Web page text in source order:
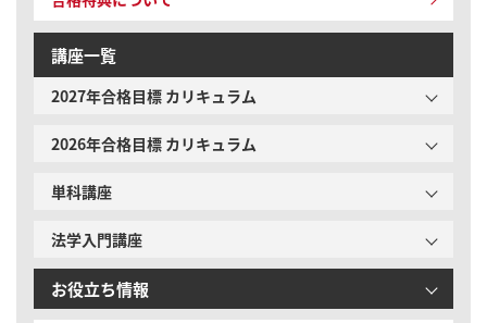
講座一覧
2027年合格目標 カリキュラム
2026年合格目標 カリキュラム
単科講座
法学入門講座
お役立ち情報